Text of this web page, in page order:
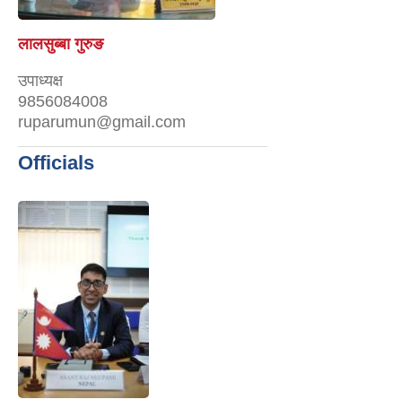
लालसुब्बा गुरुङ
उपाध्यक्ष
9856084008
ruparumun@gmail.com
Officials